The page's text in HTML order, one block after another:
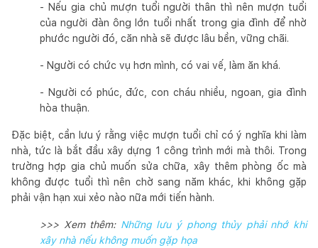
- Nếu gia chủ mượn tuổi người thân thì nên mượn tuổi
của người đàn ông lớn tuổi nhất trong gia đình để nhờ
phước người đó, căn nhà sẽ được lâu bền, vững chãi.
- Người có chức vụ hơn mình, có vai vế, làm ăn khá.
- Người có phúc, đức, con cháu nhiều, ngoan, gia đình
hòa thuận.
Đặc biệt, cần lưu ý rằng việc mượn tuổi chỉ có ý nghĩa khi làm
nhà, tức là bắt đầu xây dựng 1 công trình mới mà thôi. Trong
trường hợp gia chủ muốn sửa chữa, xây thêm phòng ốc mà
không được tuổi thì nên chờ sang năm khác, khi không gặp
phải vận hạn xui xẻo nào nữa mới tiến hành.
>>> Xem thêm: Những lưu ý phong thủy phải nhớ khi
xây nhà nếu không muốn gặp họa